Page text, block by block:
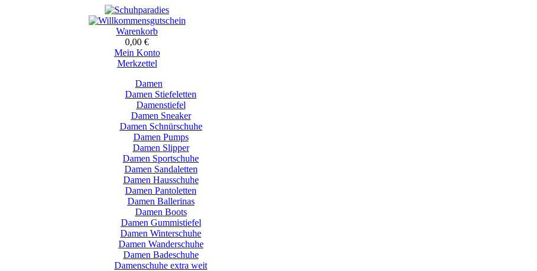
Warenkorb
0,00 €
Mein Konto
Merkzettel
Damen
Damen Stiefeletten
Damenstiefel
Damen Sneaker
Damen Schnürschuhe
Damen Pumps
Damen Slipper
Damen Sportschuhe
Damen Sandaletten
Damen Hausschuhe
Damen Pantoletten
Damen Ballerinas
Damen Boots
Damen Gummistiefel
Damen Winterschuhe
Damen Wanderschuhe
Damen Badeschuhe
Damenschuhe extra weit